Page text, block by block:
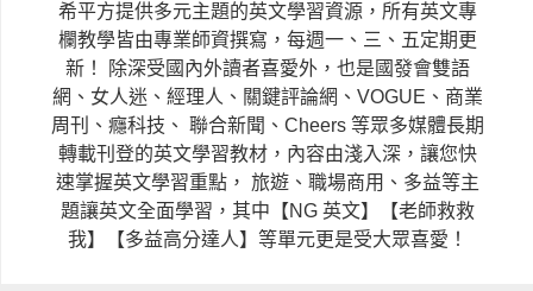
希平方提供多元主題的英文學習資源，所有英文專
欄教學皆由專業師資撰寫，每週一、三、五定期更
新！
除深受國內外讀者喜愛外，也是國發會雙語
網、女人迷、經理人、關鍵評論網、VOGUE、商業
周刊、癮科技、 聯合新聞、Cheers 等眾多媒體長期
轉載刊登的英文學習教材，內容由淺入深，讓您快
速掌握英文學習重點， 旅遊、職場商用、多益等主
題讓英文全面學習，其中【NG 英文】【老師救救
我】【多益高分達人】等單元更是受大眾喜愛！